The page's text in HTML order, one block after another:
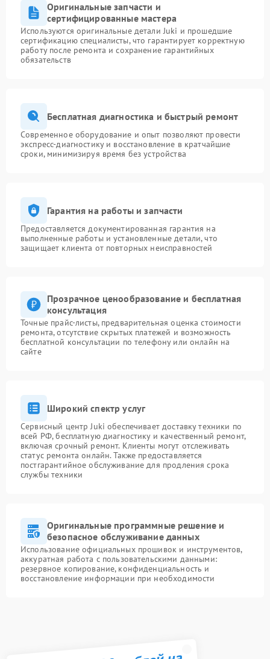
Оригинальные запчасти и
сертифицированные мастера
Используются оригинальные детали Juki и прошедшие
сертификацию специалисты, что гарантирует корректную
работу после ремонта и сохранение гарантийных
обязательств
Бесплатная диагностика и быстрый ремонт
Современное оборудование и опыт позволяют провести
экспресс-диагностику и восстановление в кратчайшие
сроки, минимизируя время без устройства
Гарантия на работы и запчасти
Предоставляется документированная гарантия на
выполненные работы и установленные детали, что
защищает клиента от повторных неисправностей
Прозрачное ценообразование и бесплатная
консультация
Точные прайс-листы, предварительная оценка стоимости
ремонта, отсутствие скрытых платежей и возможность
бесплатной консультации по телефону или онлайн на
сайте
Широкий спектр услуг
Сервисный центр Juki обеспечивает доставку техники по
всей РФ, бесплатную диагностику и качественный ремонт,
включая срочный ремонт. Клиенты могут отслеживать
статус ремонта онлайн. Также предоставляется
постгарантийное обслуживание для продления срока
службы техники
Оригинальные программные решение и
безопасное обслуживание данных
Использование официальных прошивок и инструментов,
аккуратная работа с пользовательскими данными:
резервное копирование, конфиденциальность и
восстановление информации при необходимости